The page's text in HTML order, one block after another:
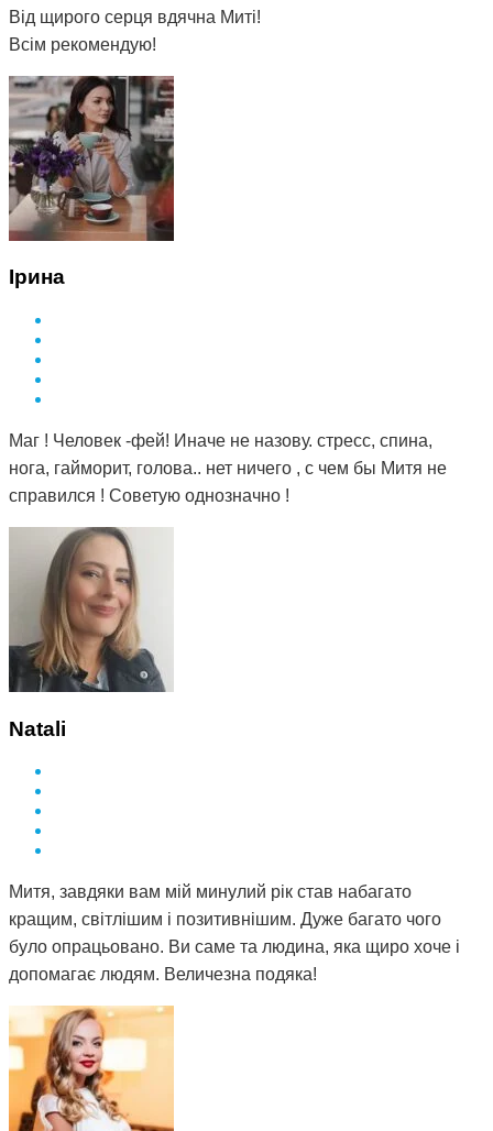
Від щирого серця вдячна Миті!
Всім рекомендую!
Ірина
Маг ! Человек -фей! Иначе не назову. стресс, спина,
нога, гайморит, голова.. нет ничего , с чем бы Митя не
справился ! Советую однозначно !
Natali
Митя, завдяки вам мій минулий рік став набагато
кращим, світлішим і позитивнішим. Дуже багато чого
було опрацьовано. Ви саме та людина, яка щиро хоче і
допомагає людям. Величезна подяка!